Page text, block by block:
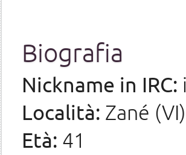
Biografia
Nickname in IRC:
Località: Zané (VI)
Età: 41